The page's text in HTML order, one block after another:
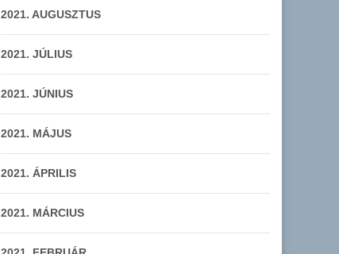
2021. AUGUSZTUS
2021. JÚLIUS
2021. JÚNIUS
2021. MÁJUS
2021. ÁPRILIS
2021. MÁRCIUS